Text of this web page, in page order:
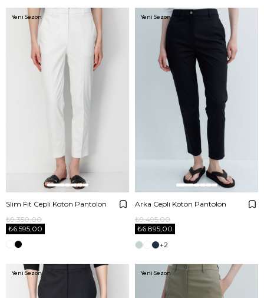
Slim Fit Cepli Koton Pantolon
₺6.595,00
₺9.350,00
Yeni Sezon
Arka Cepli Koton Pantolon
₺6.895,00
₺9.495,00
+2
Yeni Sezon
Yeni Sezon Yeni Sezon